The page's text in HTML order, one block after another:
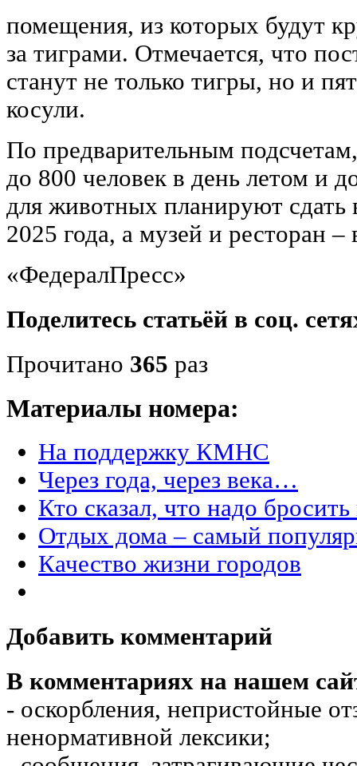
помещения, из которых будут
за тиграми. Отмечается, что
станут не только тигры, но и
косули.
По предварительным
до 800 человек в день летом и
для животных планируют сдать
2025 года, а музей и ресторан –
«ФедералПресс»
Поделитесь статьёй в соц.
Прочитано 365 раз
Материалы номера:
На поддержку КМНС
Через года, через века…
Кто сказал, что надо
Отдых дома – самый
Качество жизни городов
Добавить комментарий
В комментариях на нашем
- оскорбления, непристойные
ненормативной лексики;